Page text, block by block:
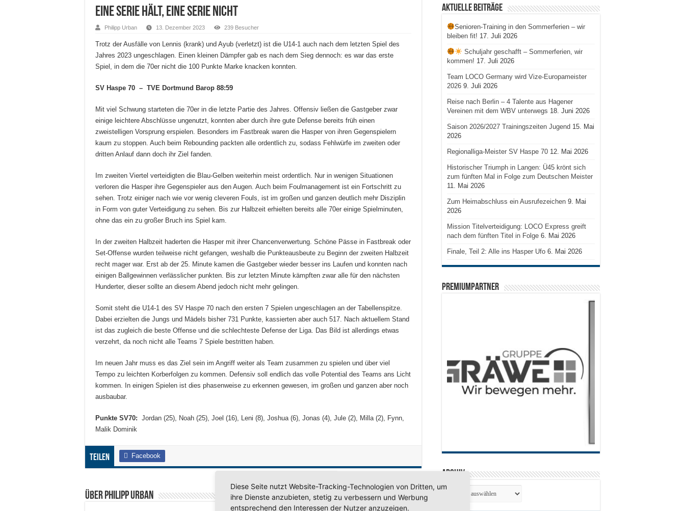
Eine Serie hält, eine Serie nicht
Philipp Urban 13. Dezember 2023 239 Besucher
Trotz der Ausfälle von Lennis (krank) und Ayub (verletzt) ist die U14-1 auch nach dem letzten Spiel des
Jahres 2023 ungeschlagen. Einen kleinen Dämpfer gab es nach dem Sieg dennoch: es war das erste
Spiel, in dem die 70er nicht die 100 Punkte Marke knacken konnten.
SV Haspe 70 – TVE Dortmund Barop 88:59
Mit viel Schwung starteten die 70er in die letzte Partie des Jahres. Offensiv ließen die Gastgeber zwar
einige leichtere Abschlüsse ungenutzt, konnten aber durch ihre gute Defense bereits früh einen
zweistelligen Vorsprung erspielen. Besonders im Fastbreak waren die Hasper von ihren Gegenspielern
kaum zu stoppen. Auch beim Rebounding packten alle ordentlich zu, sodass Fehlwürfe im zweiten oder
dritten Anlauf dann doch ihr Ziel fanden.
Im zweiten Viertel verteidigten die Blau-Gelben weiterhin meist ordentlich. Nur in wenigen Situationen
verloren die Hasper ihre Gegenspieler aus den Augen. Auch beim Foulmanagement ist ein Fortschritt zu
sehen. Trotz einiger nach wie vor wenig cleveren Fouls, ist im großen und ganzen deutlich mehr Disziplin
in Form von guter Verteidigung zu sehen. Bis zur Halbzeit erhielten bereits alle 70er einige Spielminuten,
ohne das ein zu großer Bruch ins Spiel kam.
In der zweiten Halbzeit haderten die Hasper mit ihrer Chancenverwertung. Schöne Pässe in Fastbreak oder
Set-Offense wurden teilweise nicht gefangen, weshalb die Punkteausbeute zu Beginn der zweiten Halbzeit
recht mager war. Erst ab der 25. Minute kamen die Gastgeber wieder besser ins Laufen und konnten nach
einigen Ballgewinnen verlässlicher punkten. Bis zur letzten Minute kämpften zwar alle für den nächsten
Hunderter, dieser sollte an diesem Abend jedoch nicht mehr gelingen.
Somit steht die U14-1 des SV Haspe 70 nach den ersten 7 Spielen ungeschlagen an der Tabellenspitze.
Dabei erzielten die Jungs und Mädels bisher 731 Punkte, kassierten aber auch 517. Nach aktuellem Stand
ist das zugleich die beste Offense und die schlechteste Defense der Liga. Das Bild ist allerdings etwas
verzehrt, da noch nicht alle Teams 7 Spiele bestritten haben.
Im neuen Jahr muss es das Ziel sein im Angriff weiter als Team zusammen zu spielen und über viel
Tempo zu leichten Korberfolgen zu kommen. Defensiv soll endlich das volle Potential des Teams ans Licht
kommen. In einigen Spielen ist dies phasenweise zu erkennen gewesen, im großen und ganzen aber noch
ausbaubar.
Punkte SV70: Jordan (25), Noah (25), Joel (16), Leni (8), Joshua (6), Jonas (4), Jule (2), Milla (2), Fynn,
Malik Dominik
Teilen Facebook
Über Philipp Urban
Aktuelle Beiträge
Senioren-Training in den Sommerferien – wir
bleiben fit! 17. Juli 2026
Schuljahr geschafft – Sommerferien, wir
kommen! 17. Juli 2026
Team LOCO Germany wird Vize-Europameister
2026 9. Juli 2026
Reise nach Berlin – 4 Talente aus Hagener
Vereinen mit dem WBV unterwegs 18. Juni 2026
Saison 2026/2027 Trainingszeiten Jugend 15. Mai
2026
Regionalliga-Meister SV Haspe 70 12. Mai 2026
Historischer Triumph in Langen: Ü45 krönt sich
zum fünften Mal in Folge zum Deutschen Meister
11. Mai 2026
Zum Heimabschluss ein Ausrufezeichen 9. Mai
2026
Mission Titelverteidigung: LOCO Express greift
nach dem fünften Titel in Folge 6. Mai 2026
Finale, Teil 2: Alle ins Hasper Ufo 6. Mai 2026
PREMIUMPARTNER
Archiv
Diese Seite nutzt Website-Tracking-Technologien von Dritten, um
ihre Dienste anzubieten, stetig zu verbessern und Werbung
entsprechend den Interessen der Nutzer anzuzeigen.